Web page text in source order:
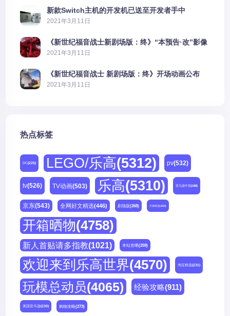
新款Switch主机的开发机已送至开发者手中
2021年3月11日
《新世纪福音战士新剧场版：终》“本预告·改”影像
公开
2021年3月11日
《新世纪福音战士 新剧场版：终》开场动画公布
2021年3月11日
热点标签
DC(225) LEGO/乐高(5312) pv(532)
tv(526) TV动画(503) 乐高(5310) 亚马逊中国(188)
京东(543) 全网好文精选(446) 剧场版(268) 天猫精选(180)
开箱晒物(4758)
新人首贴请多指教(1021) 本站首晒(259)
欢迎来到乐高世界(4570) 淘宝精选(231)
玩模总动员(4065) 经验攻略(911)
美国亚马逊(230) 购物攻略(273)